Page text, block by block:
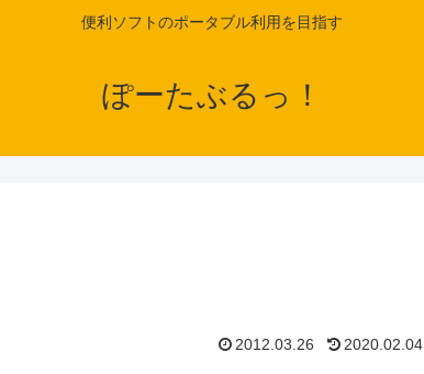
便利ソフトのポータブル利用を目指す
ぽーたぶるっ！
2012.03.26 2020.02.04